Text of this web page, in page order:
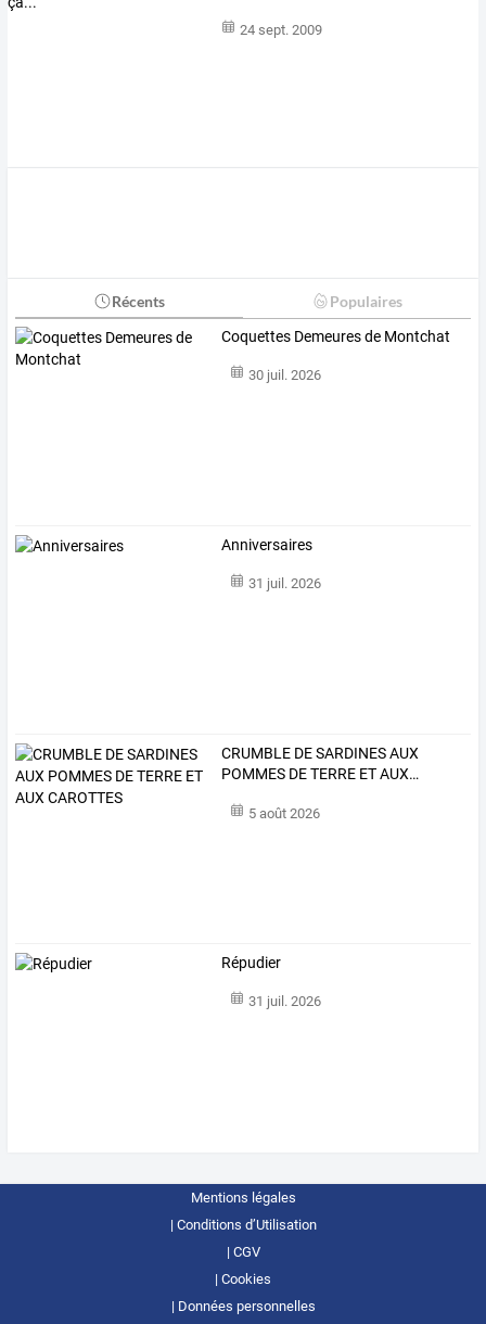
24 sept. 2009
Récents Populaires
Coquettes Demeures de Montchat
30 juil. 2026
Anniversaires
31 juil. 2026
CRUMBLE DESARDINESAUX
POMMES DETERRE ETAUX…
5 août 2026
Répudier
31 juil. 2026
Mentions légales
Conditions d’Utilisation
CGV
Cookies
Données personnelles